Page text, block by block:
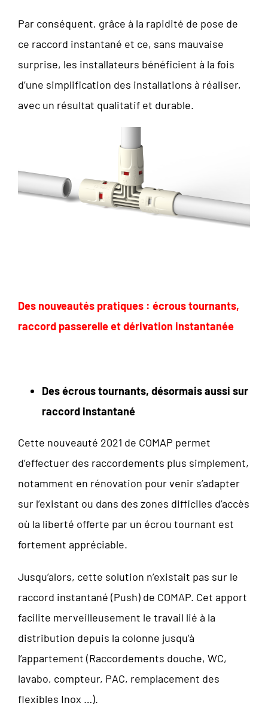
Par conséquent, grâce à la rapidité de pose de
ce raccord instantané et ce, sans mauvaise
surprise, les installateurs bénéficient à la fois
d’une simplification des installations à réaliser,
avec un résultat qualitatif et durable.
Des nouveautés pratiques : écrous tournants,
raccord passerelle et dérivation instantanée
Des écrous tournants, désormais aussi sur
raccord instantané
Cette nouveauté 2021 de COMAP permet
d’effectuer des raccordements plus simplement,
notamment en rénovation pour venir s’adapter
sur l’existant ou dans des zones difficiles d’accès
où la liberté offerte par un écrou tournant est
fortement appréciable.
Jusqu’alors, cette solution n’existait pas sur le
raccord instantané (Push) de COMAP. Cet apport
facilite merveilleusement le travail lié à la
distribution depuis la colonne jusqu’à
l’appartement (Raccordements douche, WC,
lavabo, compteur, PAC, remplacement des
flexibles Inox …).